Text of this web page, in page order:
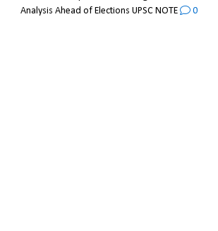
Analysis Ahead of Elections UPSC NOTE
0